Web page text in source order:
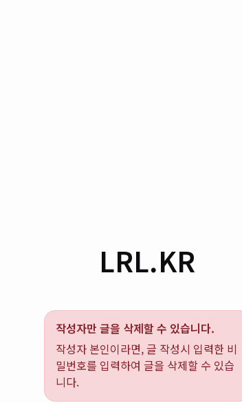
LRL.KR
작성자만 글을 삭제할 수 있습니다.
작성자 본인이라면, 글 작성시 입력한 비
밀번호를 입력하여 글을 삭제할 수 있습
니다.